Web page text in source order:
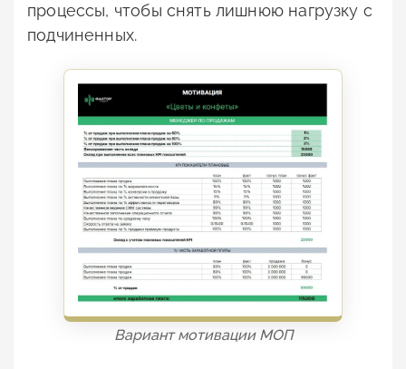
процессы, чтобы снять лишнюю нагрузку с
подчиненных.
Вариант мотивации МОП